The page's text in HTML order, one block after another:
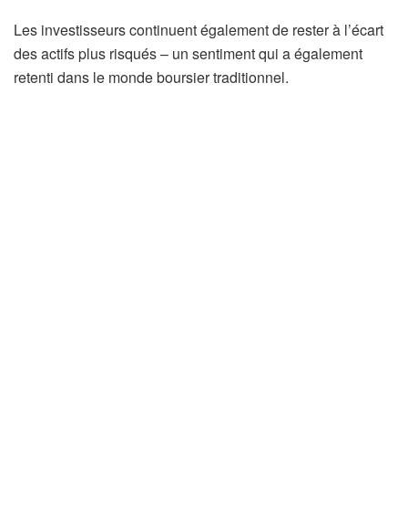
Les investisseurs continuent également de rester à l’écart
des actifs plus risqués – un sentiment qui a également
retenti dans le monde boursier traditionnel.